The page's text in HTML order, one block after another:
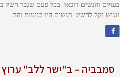
בעולם והנשים דוכאו. בכל פעם שגבר חשק
ונגיש וקל להשיג. הנשים היו כנועות והת
סמבביה – ב"ישר ללב" ערוץ 2